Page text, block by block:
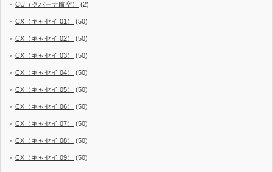
CU（クバーナ航空） (2)
CX（キャセイ 01） (50)
CX（キャセイ 02） (50)
CX（キャセイ 03） (50)
CX（キャセイ 04） (50)
CX（キャセイ 05） (50)
CX（キャセイ 06） (50)
CX（キャセイ 07） (50)
CX（キャセイ 08） (50)
CX（キャセイ 09） (50)